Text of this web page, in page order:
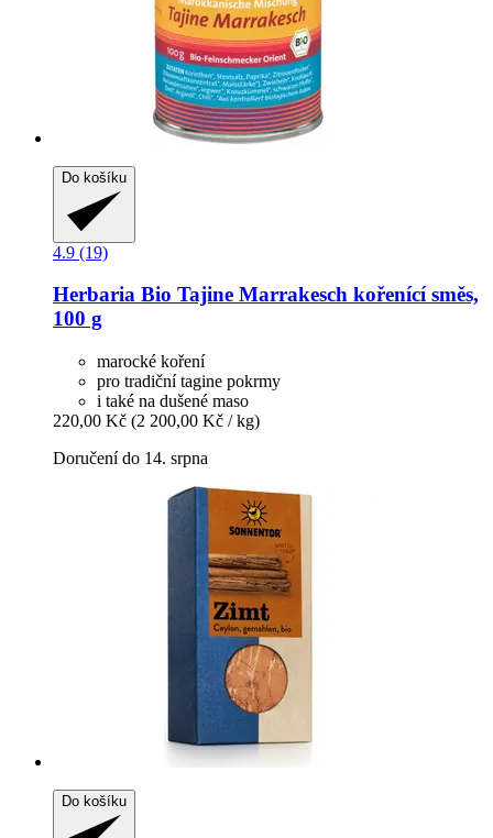
Do košíku
4.9 (19)
Herbaria Bio Tajine Marrakesch kořenící směs,
100 g
marocké koření
pro tradiční tagine pokrmy
i také na dušené maso
220,00 Kč (2 200,00 Kč / kg)
Doručení do 14. srpna
Do košíku